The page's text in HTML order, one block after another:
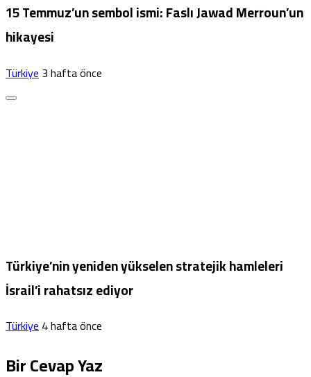
15 Temmuz’un sembol ismi: Faslı Jawad Merroun’un
hikayesi
Türkiye3 hafta önce
Türkiye’nin yeniden yükselen stratejik hamleleri
İsrail’i rahatsız ediyor
Türkiye4 hafta önce
Bir Cevap Yaz